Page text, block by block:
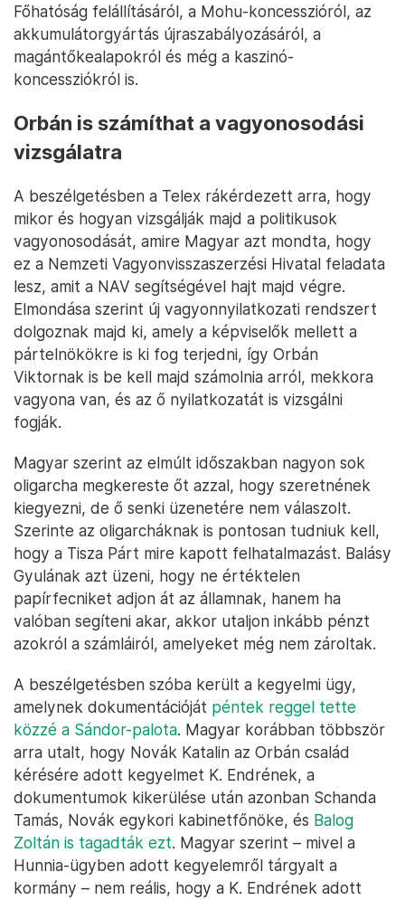
Főhatóság felállításáról, a Mohu-koncesszióról, az
akkumulátorgyártás újraszabályozásáról, a
magántőkealapokról és még a kaszinó-
koncessziókról is.
Orbán is számíthat a vagyonosodási
vizsgálatra
A beszélgetésben a Telex rákérdezett arra, hogy
mikor és hogyan vizsgálják majd a politikusok
vagyonosodását, amire Magyar azt mondta, hogy
ez a Nemzeti Vagyonvisszaszerzési Hivatal feladata
lesz, amit a NAV segítségével hajt majd végre.
Elmondása szerint új vagyonnyilatkozati rendszert
dolgoznak majd ki, amely a képviselők mellett a
pártelnökökre is ki fog terjedni, így Orbán
Viktornak is be kell majd számolnia arról, mekkora
vagyona van, és az ő nyilatkozatát is vizsgálni
fogják.
Magyar szerint az elmúlt időszakban nagyon sok
oligarcha megkereste őt azzal, hogy szeretnének
kiegyezni, de ő senki üzenetére nem válaszolt.
Szerinte az oligarcháknak is pontosan tudniuk kell,
hogy a Tisza Párt mire kapott felhatalmazást. Balásy
Gyulának azt üzeni, hogy ne értéktelen
papírfecniket adjon át az államnak, hanem ha
valóban segíteni akar, akkor utaljon inkább pénzt
azokról a számláiról, amelyeket még nem zároltak.
A beszélgetésben szóba került a kegyelmi ügy,
amelynek dokumentációját péntek reggel tette
közzé a Sándor-palota. Magyar korábban többször
arra utalt, hogy Novák Katalin az Orbán család
kérésére adott kegyelmet K. Endrének, a
dokumentumok kikerülése után azonban Schanda
Tamás, Novák egykori kabinetfőnöke, és Balog
Zoltán is tagadták ezt. Magyar szerint – mivel a
Hunnia-ügyben adott kegyelemről tárgyalt a
kormány – nem reális, hogy a K. Endrének adott